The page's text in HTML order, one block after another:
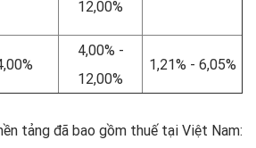
12,00%
4,00% -
12,00%
1,21% - 6,05%
tảng đã bao gồm thuế tại Việt Nam: